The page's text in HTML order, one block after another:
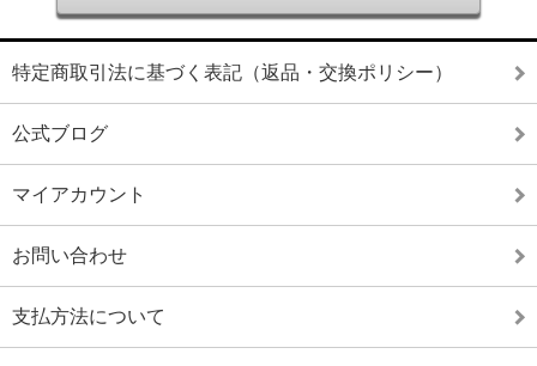
特定商取引法に基づく表記（返品・交換ポリシー）
公式ブログ
マイアカウント
お問い合わせ
支払方法について